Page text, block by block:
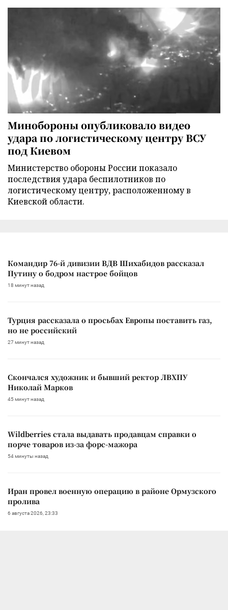
Минобороны опубликовало видео
удара по логистическому центру ВСУ
под Киевом
Министерство обороны России показало
последствия удара беспилотников по
логистическому центру, расположенному в
Киевской области.
Командир 76-й дивизии ВДВ Шихабидов рассказал
Путину о бодром настрое бойцов
18 минут назад
Турция рассказала о просьбах Европы поставить газ,
но не российский
27 минут назад
Скончался художник и бывший ректор ЛВХПУ
Николай Марков
45 минут назад
Wildberries стала выдавать продавцам справки о
порче товаров из-за форс-мажора
54 минуты назад
Иран провел военную операцию в районе Ормузского
пролива
6 августа 2026, 23:33